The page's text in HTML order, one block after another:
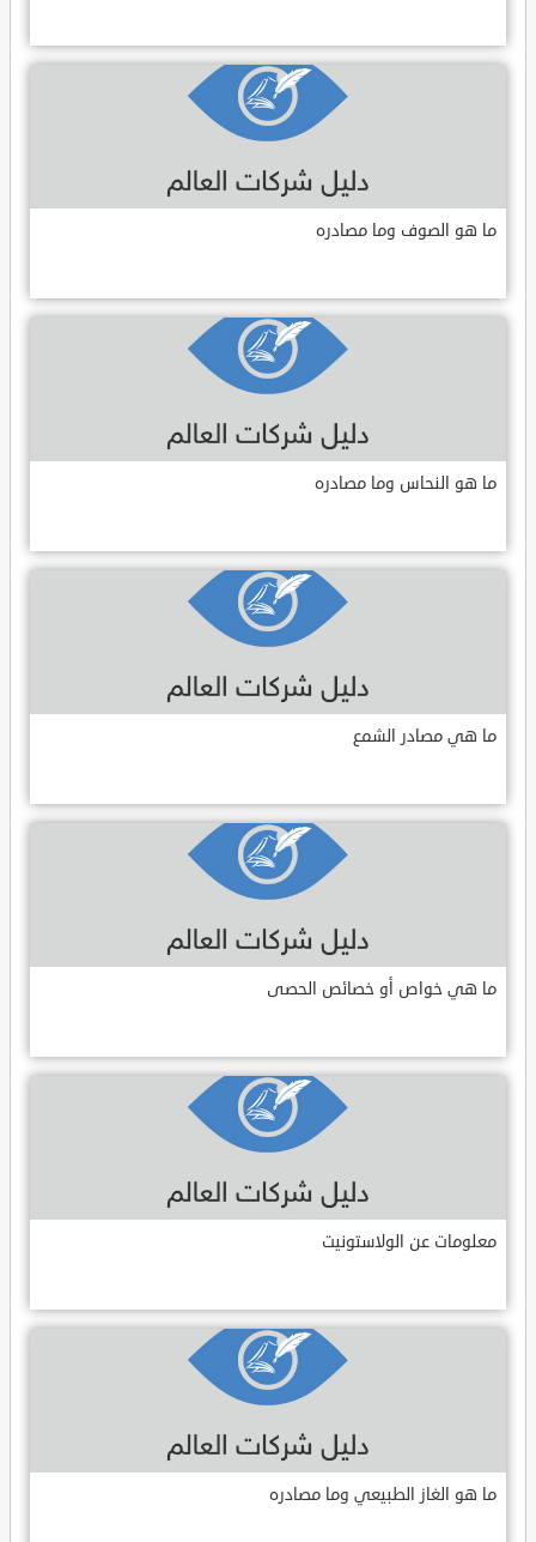
ما هو الصوف وما مصادره
ما هو النحاس وما مصادره
ما هي مصادر الشمع
ما هي خواص أو خصائص الحصى
معلومات عن الولاستونيت
ما هو الغاز الطبيعي وما مصادره